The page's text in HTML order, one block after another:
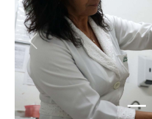
Anterior